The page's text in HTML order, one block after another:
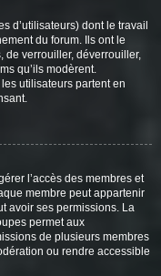
d’utilisateurs) dont le travail
du forum. Ils ont le
de verrouiller, déverrouiller,
qu’ils modèrent.
utilisateurs partent en
l’accès des membres et
membre peut appartenir
avoir ses permissions. La
permet aux
de plusieurs membres
ou rendre accessible